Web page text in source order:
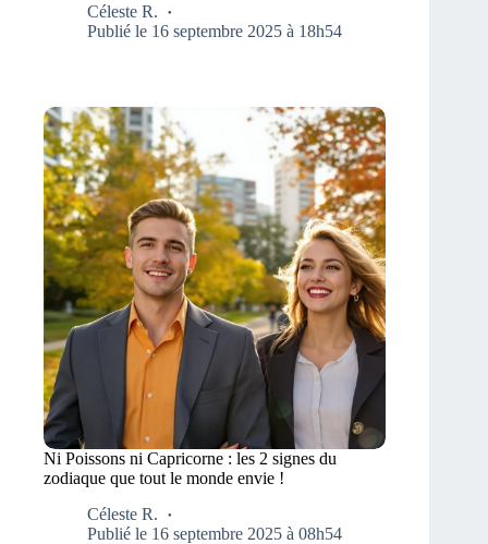
Céleste R.
Publié le 16 septembre 2025 à 18h54
Ni Poissons ni Capricorne : les 2 signes du
zodiaque que tout le monde envie !
Céleste R.
Publié le 16 septembre 2025 à 08h54